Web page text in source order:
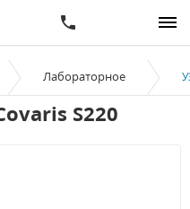
Лабораторное
S220